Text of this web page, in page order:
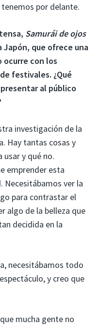
por delante.
Samurái de ojos
Japón, que ofrece una
ocurre con los
festivales. ¿Qué
al público
investigación de la
Hay tantas cosas y
y qué no.
emprender esta
Necesitábamos ver la
para contrastar el
algo de la belleza que
decidida en la
necesitábamos todo
y creo que
mucha gente no